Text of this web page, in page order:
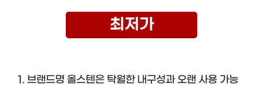
최저가
1. 브랜드명 올스텐은 탁월한 내구성과 오랜 사용 가능